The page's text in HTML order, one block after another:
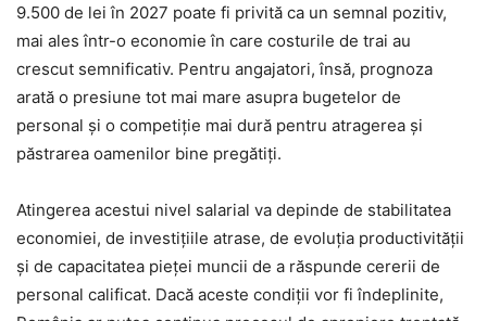
9.500 de lei în 2027 poate fi privită ca un semnal pozitiv,
mai ales într-o economie în care costurile de trai au
crescut semnificativ. Pentru angajatori, însă, prognoza
arată o presiune tot mai mare asupra bugetelor de
personal și o competiție mai dură pentru atragerea și
păstrarea oamenilor bine pregătiți.
Atingerea acestui nivel salarial va depinde de stabilitatea
economiei, de investițiile atrase, de evoluția productivității
și de capacitatea pieței muncii de a răspunde cererii de
personal calificat. Dacă aceste condiții vor fi îndeplinite,